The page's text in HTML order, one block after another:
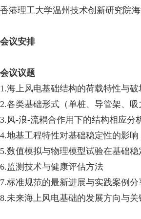
香港理工大学温州技术创新研究院
会议安排
会议议题
1.海上风电基础结构的荷载特性与破
2.各类基础形式（单桩、导管架、
3.风-浪-流耦合作用下的结构相应分
4.地基工程特性对基础稳定性的影响
5.数值模拟与物理模型试验在基础
6.监测技术与健康评估方法
7.标准规范的最新进展与实践案例分
8.未来海上风电基础的发展方向与关